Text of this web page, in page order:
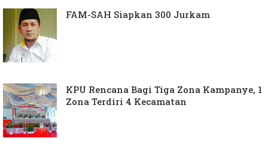
FAM-SAH Siapkan 300 Jurkam
KPU Rencana Bagi Tiga Zona Kampanye, 1
Zona Terdiri 4 Kecamatan